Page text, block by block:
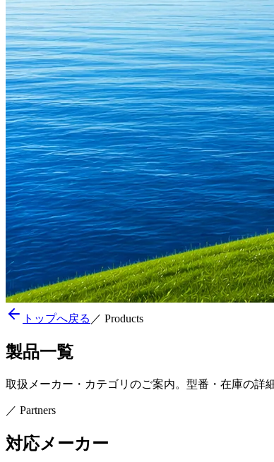
トップへ戻る ／ Products
製品一覧
取扱メーカー・カテゴリのご案内。型番・在庫の詳
／ Partners
対応メーカー